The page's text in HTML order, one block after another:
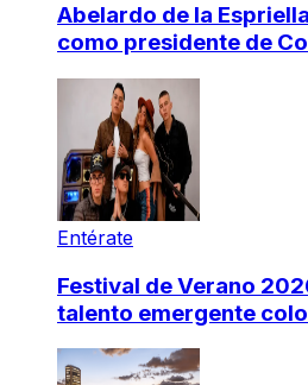
Abelardo de la
como presidente de
Entérate
Festival de Verano
talento emergente